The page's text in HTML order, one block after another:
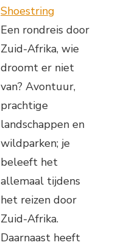
Shoestring
Een rondreis door
Zuid-Afrika, wie
droomt er niet
van? Avontuur,
prachtige
landschappen en
wildparken; je
beleeft het
allemaal tijdens
het reizen door
Zuid-Afrika.
Daarnaast heeft